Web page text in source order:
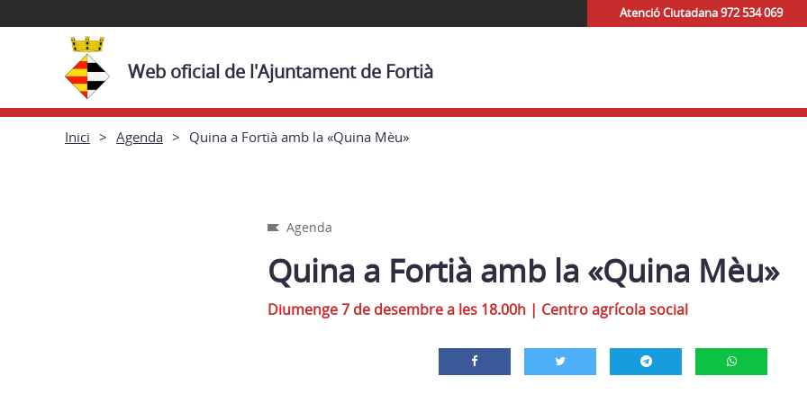
Atenció Ciutadana 972 534 069
Web oficial de l'Ajuntament de Fortià
Inici Agenda Quina a Fortià amb la «Quina Mèu»
Agenda
Quina a Fortià amb la «Quina Mèu»
Diumenge 7 de desembre a les 18.00h | Centro agrícola social